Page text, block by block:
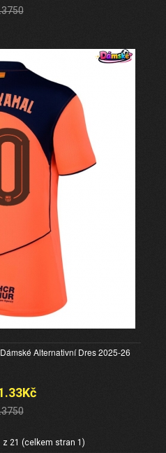
Alternativní Dres 2025-26
z 21 (celkem stran 1)